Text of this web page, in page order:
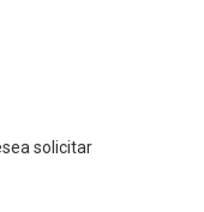
solicitar